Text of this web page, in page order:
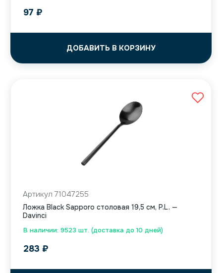
97 ₽
ДОБАВИТЬ В КОРЗИНУ
В наличии: 9523 шт. (доставка до 10 дней)
Артикул 71047255
Ложка Black Sapporo столовая 19,5 см, P.L. —
Davinci
283 ₽